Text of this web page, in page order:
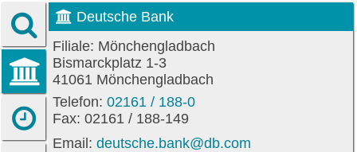
Deutsche Bank
Filiale: Mönchengladbach
Bismarckplatz 1-3
41061 Mönchengladbach
Telefon: 02161 / 188-0
Fax: 02161 / 188-149
Email: deutsche.bank@db.com